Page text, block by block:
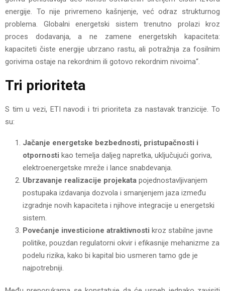
energije. To nije privremeno kašnjenje, već odraz strukturnog
problema. Globalni energetski sistem trenutno prolazi kroz
proces dodavanja, a ne zamene energetskih kapaciteta:
kapaciteti čiste energije ubrzano rastu, ali potražnja za fosilnim
gorivima ostaje na rekordnim ili gotovo rekordnim nivoima“.
Tri prioriteta
S tim u vezi, ETI navodi i tri prioriteta za nastavak tranzicije. To
su:
Jačanje energetske bezbednosti, pristupačnosti i
otpornosti kao temelja daljeg napretka, uključujući goriva,
elektroenergetske mreže i lance snabdevanja.
Ubrzavanje realizacije projekata pojednostavljivanjem
postupaka izdavanja dozvola i smanjenjem jaza između
izgradnje novih kapaciteta i njihove integracije u energetski
sistem.
Povećanje investicione atraktivnosti kroz stabilne javne
politike, pouzdan regulatorni okvir i efikasnije mehanizme za
podelu rizika, kako bi kapital bio usmeren tamo gde je
najpotrebniji.